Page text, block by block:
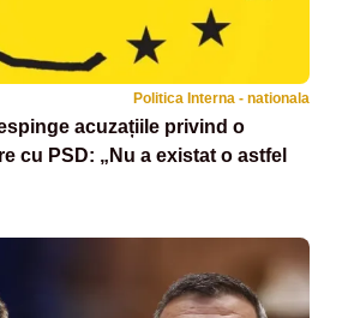
Politica Interna - nationala
acuzațiile privind o
cu PSD: „Nu a existat o astfel